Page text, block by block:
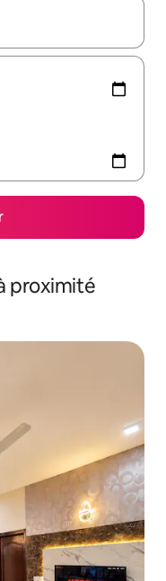
les en utilisant
proximité
aimés